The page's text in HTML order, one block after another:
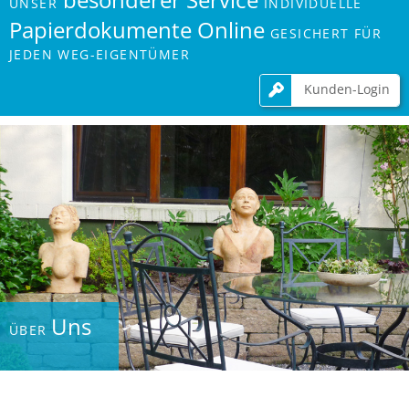
ÜBER Uns
Papier­doku­mente Online GESICHERT FÜR
JEDEN WEG-EIGENTÜMER
Kunden-Login